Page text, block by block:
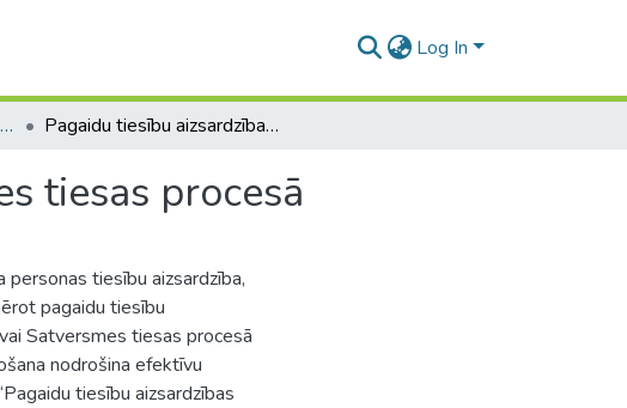
Log In
Bakalaura un maģistra darbi (JF) / Bachelor's and Master's theses Pagaidu tiesību aizsardzības līdzekļi satversmes tiesas procesā
tiesas procesā
tiesību aizsardzība,
pagaidu tiesību
Satversmes tiesas procesā
nodrošina efektīvu
tiesību aizsardzības